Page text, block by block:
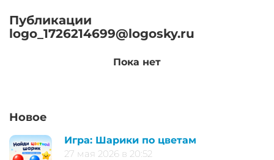
Публикации
logo_1726214699@logosky.ru
Пока нет
Новое
Игра: Шарики по цветам
27 мая 2026 в 20:52